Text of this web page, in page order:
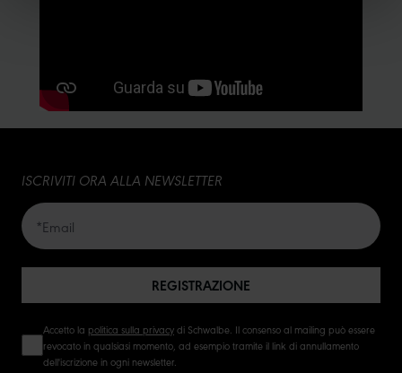
ISCRIVITI ORA ALLA NEWSLETTER
REGISTRAZIONE
Accetto la politica sulla privacydi Schwalbe. Il consenso al mailing può essere
revocato in qualsiasi momento, ad esempio tramite il link di annullamento
dell'iscrizione in ogni newsletter.